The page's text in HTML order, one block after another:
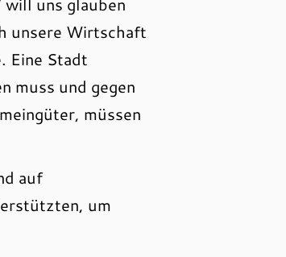
unsere Wirtschaft
Eine Stadt
muss und gegen
müssen
auf
um